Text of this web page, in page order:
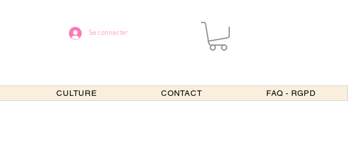
Se connecter
CULTURE CONTACT FAQ - RGPD